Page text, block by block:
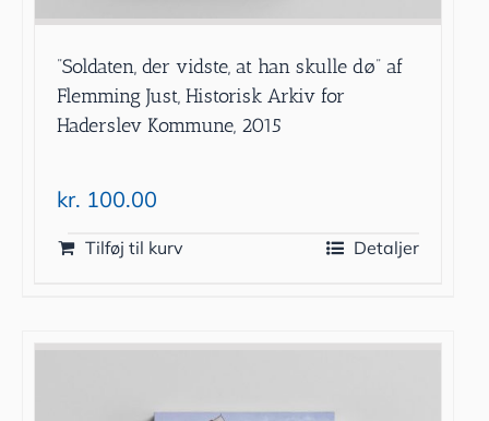
”Soldaten, der vidste, at han skulle dø” af
Flemming Just, Historisk Arkiv for
Haderslev Kommune, 2015
kr. 100.00
Tilføj til kurv Detaljer